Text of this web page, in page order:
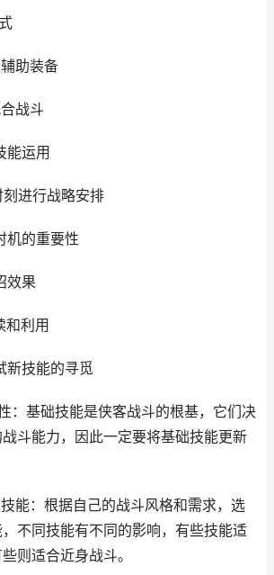
助装备
战斗
能运用
刻进行战略安排
机的重要性
效果
和利用
新技能的寻觅
：基础技能是侠客战斗的根基，它们决
斗能力，因此一定要将基础技能更新
能：根据自己的战斗风格和需求，选
不同技能有不同的影响，有些技能适
则适合近身战斗。